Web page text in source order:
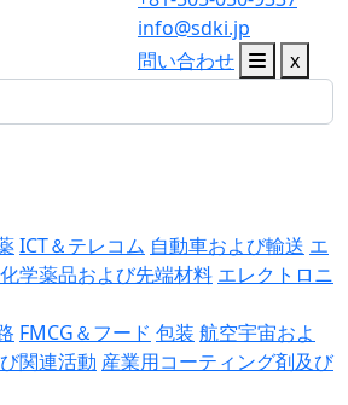
info@sdki.jp
問い合わせ
x
ICT＆テレコム 自動車および輸送 エ
化学薬品および先端材料 エレクトロニ
FMCG＆フード 包装 航空宇宙およ
関連活動 産業用コーティング剤及び